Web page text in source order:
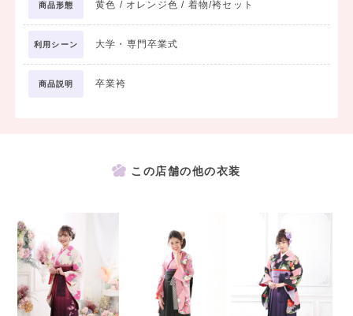
商品形態 黄色 / オレンジ色 / 着物/袴セット
利用シーン 大学・専門卒業式
商品説明 卒業袴
この店舗の他の衣装